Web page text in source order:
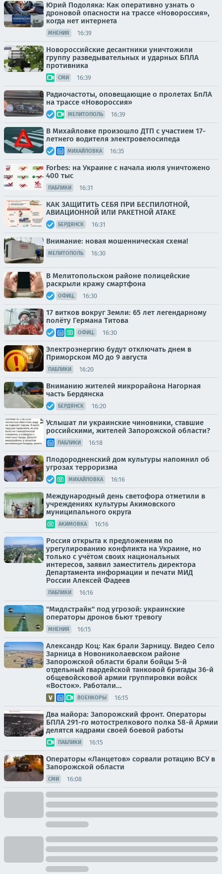
Юрий Подоляка: Как оперативно узнать о
дроновой опасности на трассе «Новороссия»,
когда нет интернета
МНЕНИЯ 16:39
Новороссийские десантники уничтожили
группу разведывательных и ударных БПЛА
противника
СМИ 16:39
Радиочастоты, оповещающие о пролетах БпЛА
на трассе «Новороссия»
МЕЛИТОПОЛЬ 16:39
В Михайловке произошло ДТП с участием 17-
летнего водителя электровелосипеда
МИХАЙЛОВКА 16:35
Forbes: на Украине с начала июля уничтожено
400 тыс
ПАБЛИКИ 16:31
КАК ЗАЩИТИТЬ СЕБЯ ПРИ БЕСПИЛОТНОЙ,
АВИАЦИОННОЙ ИЛИ РАКЕТНОЙ АТАКЕ
БЕРДЯНСК 16:31
Внимание: новая мошенническая схема!
МЕЛИТОПОЛЬ 16:30
В Мелитопольском районе полицейские
раскрыли кражу смартфона
ОФИЦ. 16:30
17 витков вокруг Земли: 65 лет легендарному
полёту Германа Титова
ОФИЦ. 16:30
Электроэнергию будут отключать днем в
Приморском МО до 9 августа
ПАБЛИКИ 16:20
Вниманию жителей микрорайона Нагорная
часть Бердянска
БЕРДЯНСК 16:20
Услышат ли украинские чиновники, ставшие
российскими, жителей Запорожской области?
ПАБЛИКИ 16:18
Плодородненский дом культуры напомнил об
угрозах терроризма
МИХАЙЛОВКА 16:16
Международный день светофора отметили в
учреждениях культуры Акимовского
муниципального округа
АКИМОВКА 16:16
Россия открыта к предложениям по
урегулированию конфликта на Украине, но
только с учётом своих национальных
интересов, заявил заместитель директора
Департамента информации и печати МИД
России Алексей Фадеев
ПАБЛИКИ 16:16
"Мидлстрайк" под угрозой: украинские
операторы дронов бьют тревогу
МНЕНИЯ 16:15
Александр Коц: Как брали Зарницу. Видео Село
Зарница в Новониколаевском районе
Запорожской области брали бойцы 5-й
отдельный гвардейской танковой бригады 36-й
общевойсковой армии группировки войск
«Восток». Работали...
ВОЕНКОРЫ 16:15
Два майора: Запорожский фронт. Операторы
БПЛА 291-го мотострелкового полка 58-й Армии
делятся кадрами своей боевой работы
ПАБЛИКИ 16:15
Операторы «Ланцетов» сорвали ротацию ВСУ в
Запорожской области
СМИ 16:08